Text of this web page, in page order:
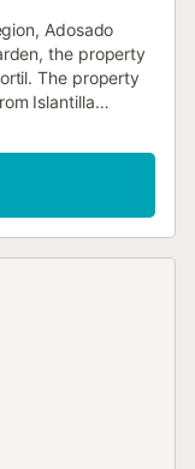
Adosado
the property
The property
Islantilla